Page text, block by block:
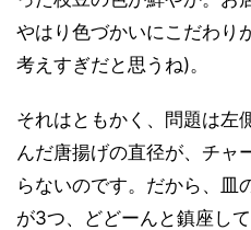
やはり色づかいにこだわり
考えすぎだと思うね)。
それはともかく、問題は左
んだ唐揚げの直径が、チャ
らないのです。だから、皿
が3つ、どどーんと鎮座して